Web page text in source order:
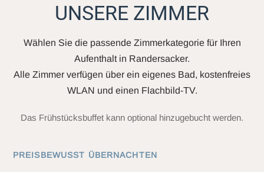
UNSERE ZIMMER
Wählen Sie die passende Zimmerkategorie für Ihren
Aufenthalt in Randersacker.
Alle Zimmer verfügen über ein eigenes Bad, kostenfreies
WLAN und einen Flachbild-TV.
Das Frühstücksbuffet kann optional hinzugebucht werden.
PREISBEWUSST ÜBERNACHTEN